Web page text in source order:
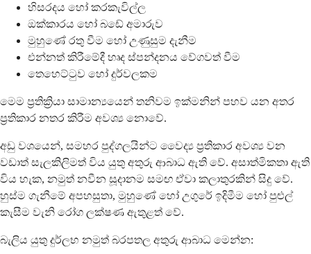
හිසරදය හෝ කරකැවිල්ල
ඔක්කාරය හෝ බඩේ අමාරුව
මුහුණේ රතු වීම හෝ උණුසුම දැනීම
එන්නත් කිරීමේදී හෘද ස්පන්දනය වේගවත් වීම
තෙහෙට්ටුව හෝ දුර්වලකම
මෙම ප්‍රතික්‍රියා සාමාන්‍යයෙන් තනිවම ඉක්මනින් පහව යන අතර
ප්‍රතිකාර නතර කිරීම අවශ්‍ය නොවේ.
අඩු වශයෙන්, සමහර පුද්ගලයින්ට වෛද්‍ය ප්‍රතිකාර අවශ්‍ය වන
වඩාත් සැලකිලිමත් විය යුතු අතුරු ආබාධ ඇති වේ. අසාත්මිකතා ඇති
විය හැක, නමුත් නවීන සූදානම සමඟ ඒවා කලාතුරකින් සිදු වේ.
හුස්ම ගැනීමේ අපහසුතා, මුහුණේ හෝ උගුරේ ඉදිමීම හෝ පුළුල්
කැසීම වැනි රෝග ලක්ෂණ ඇතුළත් වේ.
බැලිය යුතු දුර්ලභ නමුත් බරපතල අතුරු ආබාධ මෙන්න: